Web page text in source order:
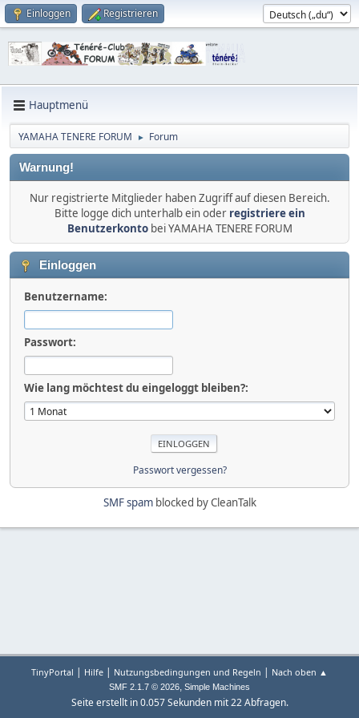
Einloggen Registrieren
Hauptmenü
YAMAHA TENERE FORUM ► Forum
Warnung!
Nur registrierte Mitglieder haben Zugriff auf diesen Bereich.
Bitte logge dich unterhalb ein oder registriere ein
Benutzerkontobei YAMAHA TENERE FORUM
Einloggen
Benutzername:
Passwort:
Wie lang möchtest du eingeloggt bleiben?:
Passwort vergessen?
SMF spamblocked by CleanTalk
TinyPortal | Hilfe | Nutzungsbedingungen und Regeln | Nach oben ▲
SMF 2.1.7 © 2026, Simple Machines
Seite erstellt in 0.057 Sekunden mit 22 Abfragen.